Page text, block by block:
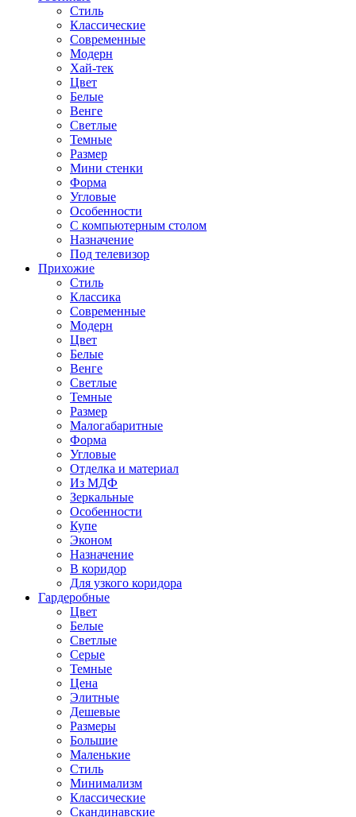
Стиль
Классические
Современные
Модерн
Хай-тек
Цвет
Белые
Венге
Светлые
Темные
Размер
Мини стенки
Форма
Угловые
Особенности
С компьютерным столом
Назначение
Под телевизор
Прихожие
Стиль
Классика
Современные
Модерн
Цвет
Белые
Венге
Светлые
Темные
Размер
Малогабаритные
Форма
Угловые
Отделка и материал
Из МДФ
Зеркальные
Особенности
Купе
Эконом
Назначение
В коридор
Для узкого коридора
Гардеробные
Цвет
Белые
Светлые
Серые
Темные
Цена
Элитные
Дешевые
Размеры
Большие
Маленькие
Стиль
Минимализм
Классические
Скандинавские